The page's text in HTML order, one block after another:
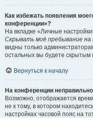
Как избежать появления
конференции»?
На вкладке «Личные
Скрывать моё пребывание на
видны только
остальных вы будете скрытым
Вернуться к началу
На конференции
Возможно, отображается
не к тому, в котором
настройках часовой пояс на